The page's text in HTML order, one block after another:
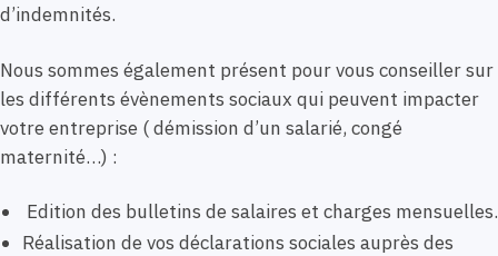
d’indemnités.
Nous sommes également présent pour vous conseiller sur
les différents évènements sociaux qui peuvent impacter
votre entreprise ( démission d’un salarié, congé
maternité…) :
Edition des bulletins de salaires et charges mensuelles.
Réalisation de vos déclarations sociales auprès des